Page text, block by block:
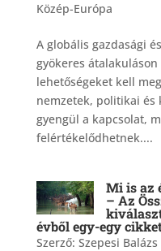
Közép-Európa
A globális gazdasági
gyökeres
lehetőségeket kell
nemzetek, politikai
gyengül a kapcsolat,
felértékelődhetnek....
Mi is az
– Az
évből egy-egy
Szerző: Szepesi Balázs